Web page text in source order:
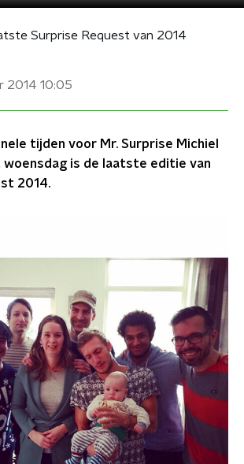
Surprise Request van 2014
2014 10:05
tijden voor Mr. Surprise Michiel
woensdag is de laatste editie van
2014.